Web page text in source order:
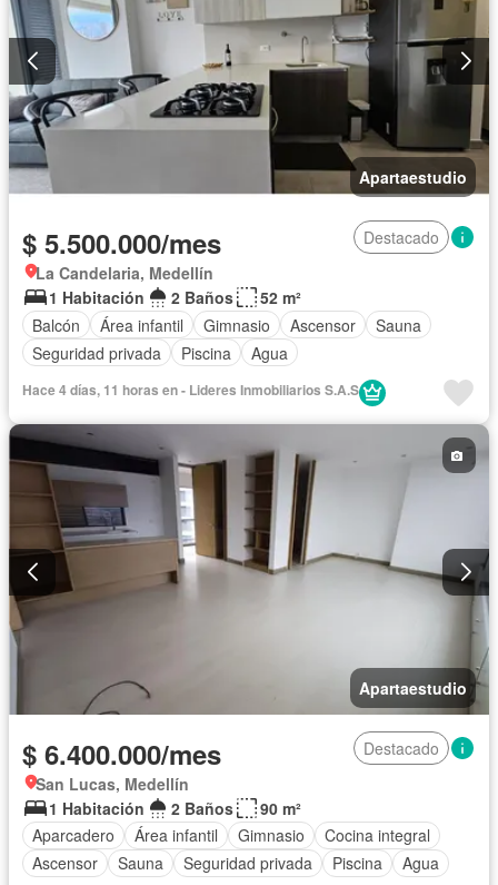
Apartaestudio
$ 5.500.000/mes
Destacado
La Candelaria, Medellín
1 Habitación
2 Baños
52 m²
Balcón
Área infantil Gimnasio Ascensor
Sauna
Seguridad privada
Piscina Agua
Hace 4 días, 11 horas en - Lideres Inmobiliarios S.A.S
Apartaestudio
$ 6.400.000/mes
Destacado
San Lucas, Medellín
1 Habitación
2 Baños
90 m²
Aparcadero
Área infantil Gimnasio
Cocina integral
Ascensor
Sauna Seguridad privada Piscina Agua